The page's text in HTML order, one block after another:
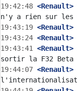
19:42:48 <Renault>
19:43:19 <Renault>
19:43:24 <Renault>
19:43:41
<Renault>
19:44:07 <Renault>